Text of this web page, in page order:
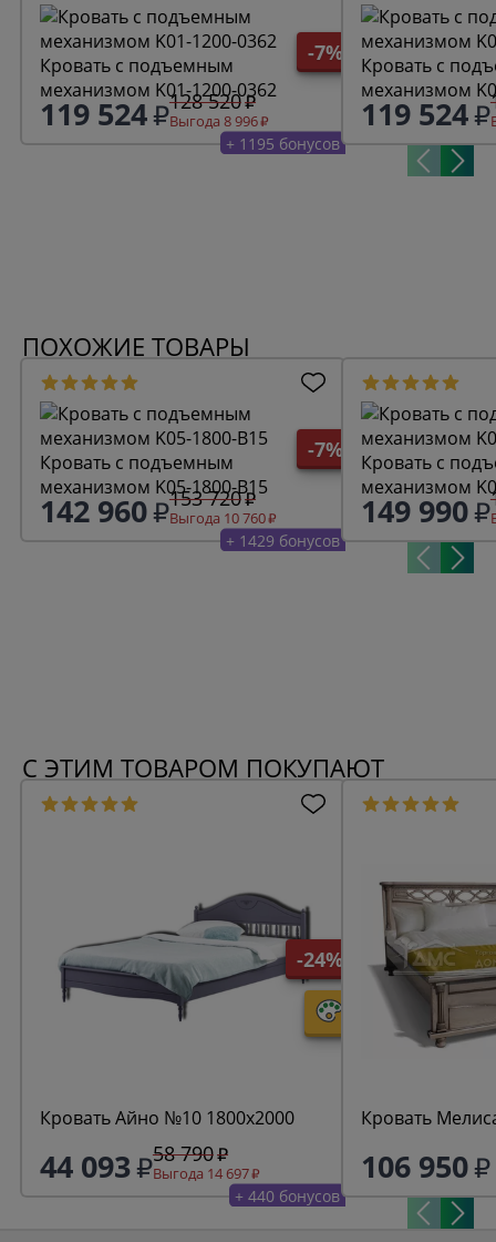
-7%
Кровать с подъемным
механизмом K01-1200-0362
119 524 128 520
Выгода 8 996
+ 1195 бонусов
Кровать с
механизмом
119 524
ПОХОЖИЕ ТОВАРЫ
-7%
Кровать с подъемным
механизмом K05-1800-B15
142 960 153 720
Выгода 10 760
+ 1429 бонусов
Кровать с
механизмом
149 990
С ЭТИМ ТОВАРОМ ПОКУПАЮТ
-24%
Кровать Айно №10 1800х2000
44 093 58 790
Выгода 14 697
+ 440 бонусов
Кровать
106 950